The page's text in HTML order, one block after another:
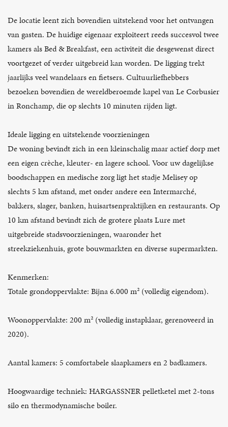
De locatie leent zich bovendien uitstekend voor het ontvangen
van gasten. De huidige eigenaar exploiteert reeds succesvol twee
kamers als Bed & Breakfast, een activiteit die desgewenst direct
voortgezet of verder uitgebreid kan worden. De ligging trekt
jaarlijks veel wandelaars en fietsers. Cultuurliefhebbers
bezoeken bovendien de wereldberoemde kapel van Le Corbusier
in Ronchamp, die op slechts 10 minuten rijden ligt.
Ideale ligging en uitstekende voorzieningen
De woning bevindt zich in een kleinschalig maar actief dorp met
een eigen crèche, kleuter- en lagere school. Voor uw dagelijkse
boodschappen en medische zorg ligt het stadje Melisey op
slechts 5 km afstand, met onder andere een Intermarché,
bakkers, slager, banken, huisartsenpraktijken en restaurants. Op
10 km afstand bevindt zich de grotere plaats Lure met
uitgebreide stadsvoorzieningen, waaronder het
streekziekenhuis, grote bouwmarkten en diverse supermarkten.
Kenmerken:
Totale grondoppervlakte: Bijna 6.000 m² (volledig eigendom).
Woonoppervlakte: 200 m² (volledig instapklaar, gerenoveerd in
2020).
Aantal kamers: 5 comfortabele slaapkamers en 2 badkamers.
Hoogwaardige techniek: HARGASSNER pelletketel met 2-tons
silo en thermodynamische boiler.